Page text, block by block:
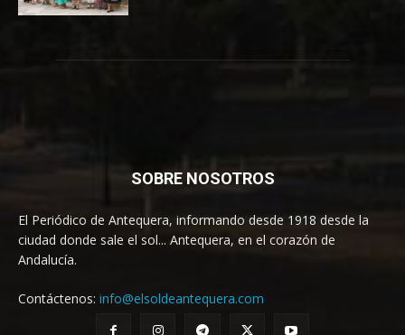
SOBRE NOSOTROS
El Periódico de Antequera, informando desde 1918 desde la
ciudad donde sale el sol... Antequera, en el corazón de
Andalucía.
Contáctenos: info@elsoldeantequera.com